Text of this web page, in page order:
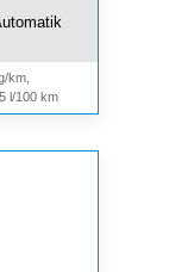
km,
l/100 km